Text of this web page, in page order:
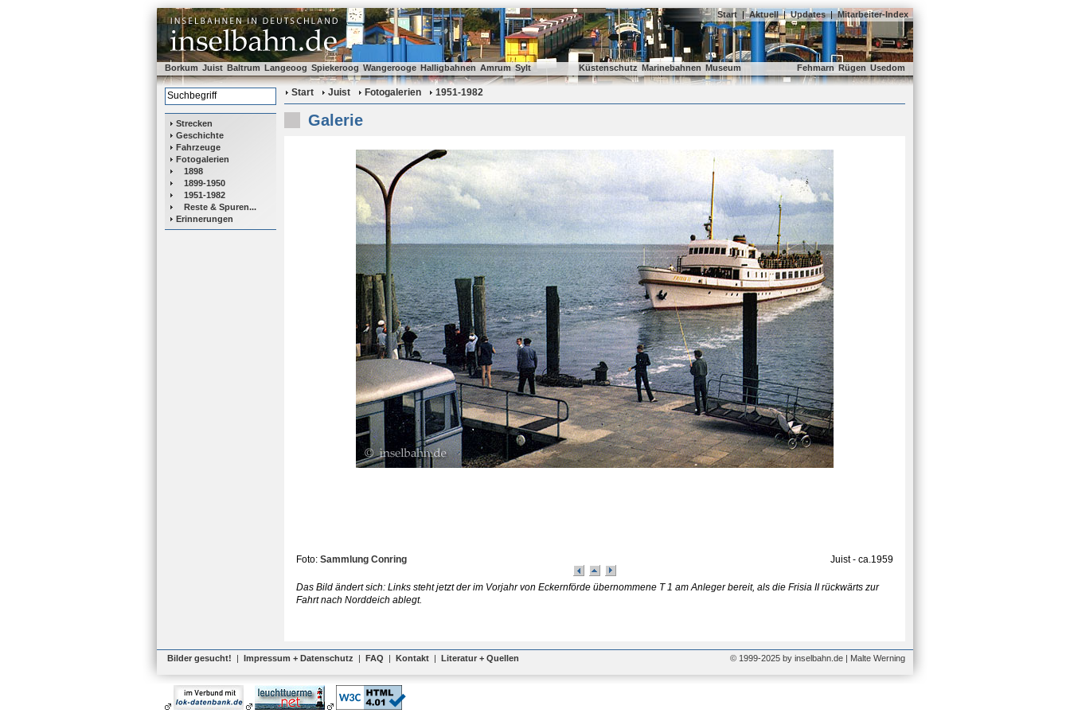
Start | Aktuell | Updates | Mitarbeiter-Index
Borkum Juist Baltrum Langeoog Spiekeroog Wangerooge Halligbahnen Amrum Sylt Küstenschutz Marinebahnen Museum Fehmarn Rügen Usedom
Strecken
Geschichte
Fahrzeuge
Fotogalerien
1898
1899-1950
1951-1982
Reste & Spuren...
Erinnerungen
Start Juist Fotogalerien 1951-1982
Galerie
Foto: Sammlung Conring Juist - ca.1959
Das Bild ändert sich: Links steht jetzt der im Vorjahr von Eckernförde übernommene T 1 am Anleger bereit, als die Frisia II rückwärts zur
Fahrt nach Norddeich ablegt.
Bilder gesucht! | Impressum + Datenschutz | FAQ | Kontakt | Literatur + Quellen © 1999-2025 by inselbahn.de | Malte Werning